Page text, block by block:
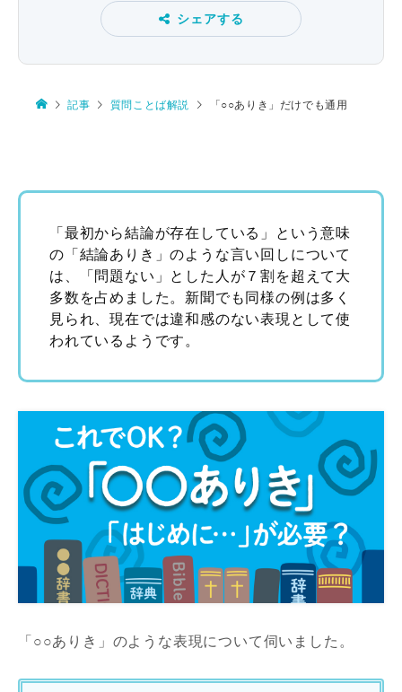
シェアする
記事 質問ことば解説 「○○ありき」だけでも通用
「最初から結論が存在している」という意味
の「結論ありき」のような言い回しについて
は、「問題ない」とした人が７割を超えて大
多数を占めました。新聞でも同様の例は多く
見られ、現在では違和感のない表現として使
われているようです。
「○○ありき」のような表現について伺いました。